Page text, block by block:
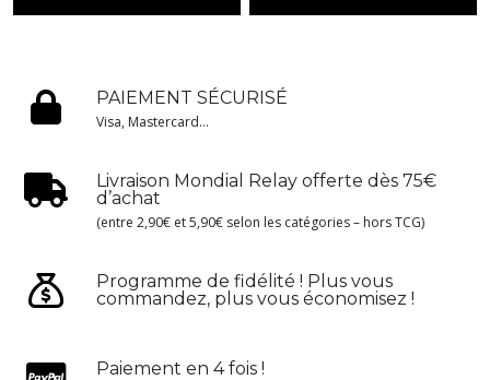
PAIEMENT SÉCURISÉ
Visa, Mastercard...
Livraison Mondial Relay offerte dès 75€
d’achat
(entre 2,90€ et 5,90€ selon les catégories – hors TCG)
Programme de fidélité ! Plus vous
commandez, plus vous économisez !
Paiement en 4 fois !